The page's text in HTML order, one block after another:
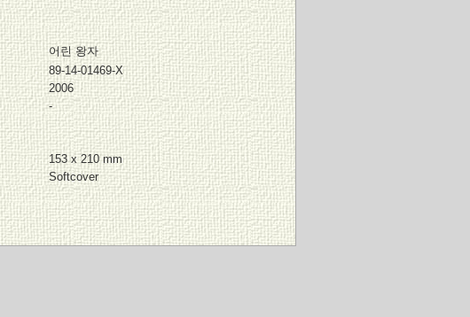
어린 왕자
89-14-01469-X
2006
-
153 x 210 mm
Softcover